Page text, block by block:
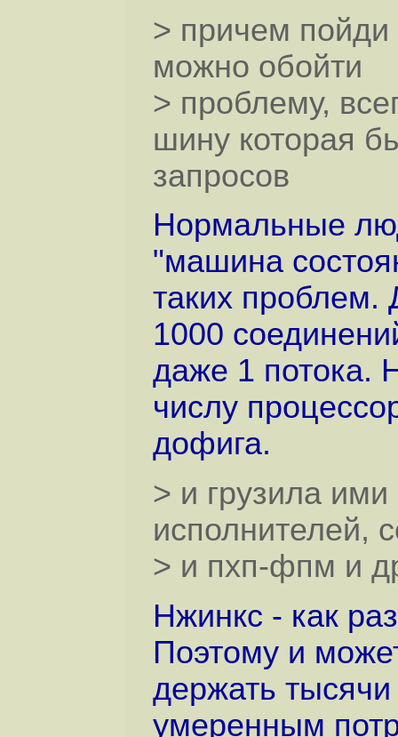
> причем пойди
можно обойти
> проблему,
шину которая
запросов
Нормальные
"машина
таких проблем.
1000
даже 1 потока.
числу
дофига.
> и грузила
исполнителей,
> и пхп-фпм и
Нжинкс - как
Поэтому и
держать
умеренным